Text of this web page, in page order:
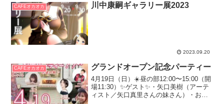
CAFEオカオカ 川中康嗣ギャラリー展2023
2023.09.20
CAFEオカオカ グランドオープン記念パーティー
4月19日（日）☀️昼の部12:00〜15:00（開
場11:30）✨ゲスト✨・矢口美樹（アーテ
ィスト／矢口真里さんの妹さん）・おか